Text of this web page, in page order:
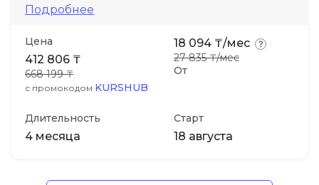
Подробнее
Цена
412 806 ₸
668 199 ₸
с промокодом KURSHUB
От
18 094 ₸/мес
27 835 ₸/мес
Длительность
4 месяца
Старт
18 августа